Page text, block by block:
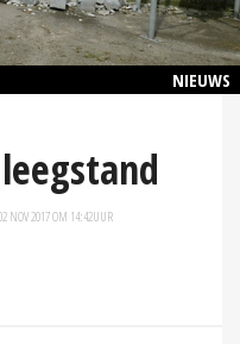
NIEUWS
NOV 2017 OM 14:42UUR